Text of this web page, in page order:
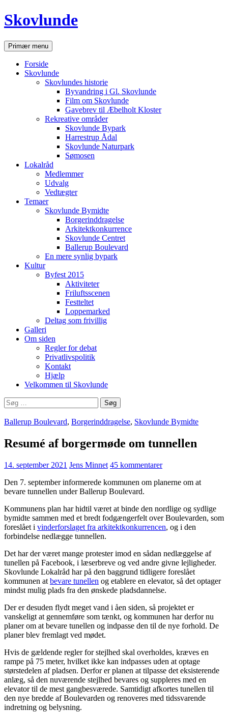
Hop
til
Skovlunde
SøgPrimær menu
Forside
Skovlunde
Skovlundes historie
Byvandring i Gl. Skovlunde
Film om Skovlunde
Gavebrev til Æbelholt Kloster
Rekreative områder
Skovlunde Bypark
Harrestrup Ådal
Skovlunde Naturpark
Sømosen
Lokalråd
Medlemmer
Udvalg
Vedtægter
Temaer
Skovlunde Bymidte
Borgerinddragelse
Arkitektkonkurrence
Skovlunde Centret
Ballerup Boulevard
En mere synlig bypark
Kultur
Byfest 2015
Aktiviteter
Friluftsscenen
Festteltet
Loppemarked
Deltag som frivillig
Galleri
Om siden
Regler for debat
Privatlivspolitik
Kontakt
Hjælp
Velkommen til Skovlunde
Søg
efter:
Ballerup Boulevard, Borgerinddragelse, Skovlunde Bymidte
Resumé af borgermøde om tunnellen
14. september 2021 Jens Minnet 45 kommentarer
Den 7. september informerede kommunen om planerne om at
bevare tunnellen under Ballerup Boulevard.
Kommunens plan har hidtil været at binde den nordlige og sydlige
bymidte sammen med et bredt fodgængerfelt over Boulevarden, som
foreslået i vinderforslaget fra arkitektkonkurrencen, og i den
forbindelse nedlægge tunnellen.
Det har der været mange protester imod en sådan nedlæggelse af
tunellen på Facebook, i læserbreve og ved andre givne lejligheder.
Skovlunde Lokalråd har på den baggrund tidligere foreslået
kommunen at bevare tunellen og etablere en elevator, så det optager
mindst mulig plads fra den ønskede pladsdannelse.
Der er desuden flydt meget vand i åen siden, så projektet er
vanskeligt at gennemføre som tænkt, og kommunen har derfor nu
planer om at bevare tunellen og indpasse den til de nye forhold. De
planer blev fremlagt ved mødet.
Hvis de gældende regler for stejlhed skal overholdes, kræves en
rampe på 75 meter, hvilket ikke kan indpasses uden at optage
størstedelen af pladsen. Derfor er planen at tilpasse det eksisterende
anlæg, så den nuværende stejlhed bevares og suppleres med en
elevator til de mest gangbesværede. Samtidigt afkortes tunellen til
den nye bredde af Boulevarden og renoveres med tidssvarende
indretning og belysning.